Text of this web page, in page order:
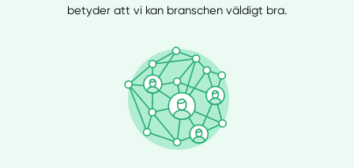
betyder att vi kan branschen väldigt bra.